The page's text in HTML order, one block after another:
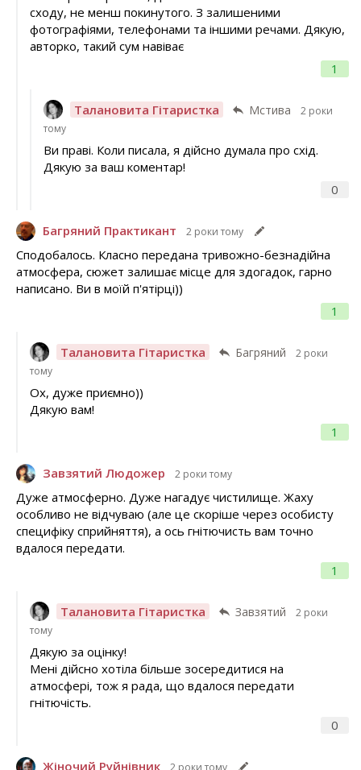
1
сходу, не менш покинутого. З залишеними
фотографіями, телефонами та іншими речами. Дякую,
авторко, такий сум навіває
Талановита Гітаристка Мстива
2 роки
тому
0
Ви праві. Коли писала, я дійсно думала про схід.
Дякую за ваш коментар!
Багряний Практикант 2 роки тому
1
Сподобалось. Класно передана тривожно-безнадійна
атмосфера, сюжет залишає місце для здогадок, гарно
написано. Ви в моїй п'ятірці))
Талановита Гітаристка Багряний
2 роки
тому
1
Ох, дуже приємно))
Дякую вам!
Завзятий Людожер 2 роки тому
1
Дуже атмосферно. Дуже нагадує чистилище. Жаху
особливо не відчуваю (але це скоріше через особисту
специфіку сприйняття), а ось гнітючисть вам точно
вдалося передати.
Талановита Гітаристка Завзятий
2 роки
тому
0
Дякую за оцінку!
Мені дійсно хотіла більше зосередитися на
атмосфері, тож я рада, що вдалося передати
гнітючість.
Жіночий Руйнівник